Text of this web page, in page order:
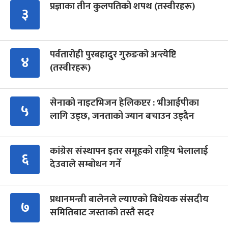
३ प्रज्ञाका तीन कुलपतिको शपथ (तस्वीरहरू)
४
पर्वतारोही पुरबहादुर गुरुङको अन्त्येष्टि
(तस्वीरहरू)
५
सेनाको नाइटभिजन हेलिकप्टर : भीआईपीका
लागि उड्छ, जनताको ज्यान बचाउन उड्दैन
६
कांग्रेस संस्थापन इतर समूहको राष्ट्रिय भेलालाई
देउवाले सम्बोधन गर्ने
७
प्रधानमन्त्री बालेनले ल्याएको विधेयक संसदीय
समितिबाट जस्ताको तस्तै सदर